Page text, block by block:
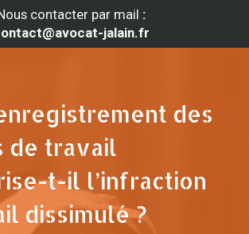
contacter par mail :
jalain.fr
des
de travail
t-il l’infraction
dissimulé ?